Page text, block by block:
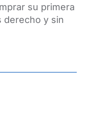
su primera
derecho y sin